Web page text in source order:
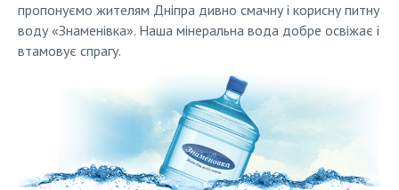
пропонуємо жителям Дніпра дивно смачну і корисну питну
воду «Знаменівка». Наша мінеральна вода добре освіжає і
втамовує спрагу.